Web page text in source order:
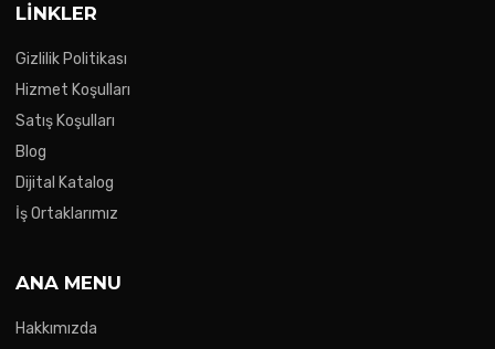
LINKLER
Gizlilik Politikası
Hizmet Koşulları
Satış Koşulları
Blog
Dijital Katalog
İş Ortaklarımız
ANA MENU
Hakkımızda